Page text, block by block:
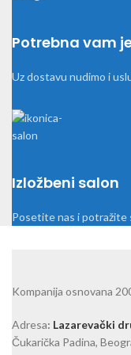
Potrebna vam
Uz dostavu nudimo i
Izložbeni salon
Posetite nas i potražite
Kompanija osnovana
Adresa: Lazarevački
Čukarička Padina,